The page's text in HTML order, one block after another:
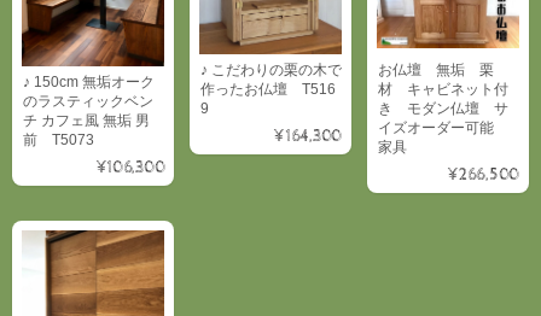
♪ 150cm 無垢オーク
のラスティックベン
チ カフェ風 無垢 男
前 T5073
¥106,300
♪ こだわりの栗の木で
作ったお仏壇 T516
9
¥164,300
お仏壇 無垢 栗
材 キャビネット付
き モダン仏壇 サ
イズオーダー可能
家具
¥266,500